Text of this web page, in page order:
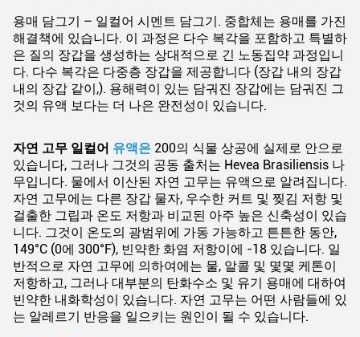
용매 담그기 – 일컬어 시멘트 담그기. 중합체는 용매를 가진
해결책에 있습니다. 이 과정은 다수 복각을 포함하고 특별하
은 질의 장갑을 생성하는 상대적으로 긴 노동집약 과정입니
다. 다수 복각은 다중층 장갑을 제공합니다 (장갑 내의 장갑
내의 장갑 같이,). 용해력이 있는 담궈진 장갑에는 담궈진 그
것의 유액 보다는 더 나은 완전성이 있습니다.
자연 고무 일컬어 유액은 200의 식물 상공에 실제로 안으로
있습니다, 그러나 그것의 공동 출처는 Hevea Brasiliensis 나
무입니다. 물에서 이산된 자연 고무는 유액으로 알려집니다.
자연 고무에는 다른 장갑 물자, 우수한 커트 및 찢김 저항 및
걸출한 그립과 온도 저항과 비교된 아주 높은 신축성이 있습
니다. 그것이 온도의 광범위에 가동 가능하고 튼튼한 동안,
149°C (0에 300°F), 빈약한 화염 저항이에 -18 있습니다. 일
반적으로 자연 고무에 의하여에는 물, 알콜 및 몇몇 케톤이
저항하고, 그러나 대부분의 탄화수소 및 유기 용매에 대하여
빈약한 내화학성이 있습니다. 자연 고무는 어떤 사람들에 있
는 알레르기 반응을 일으키는 원인이 될 수 있습니다.